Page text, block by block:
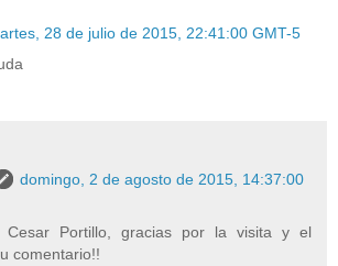
28 de julio de 2015, 22:41:00 GMT-5
domingo, 2 de agosto de 2015, 14:37:00
Cesar Portillo, gracias por la visita y el
comentario!!